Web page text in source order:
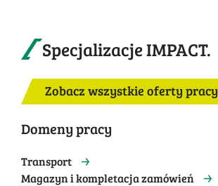
Specjalizacje IMPACT.
Zobacz wszystkie oferty pracy
Domeny pracy
Transport
Magazyn i kompletacja zamówień